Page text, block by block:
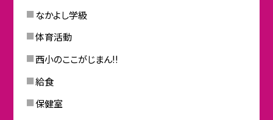
なかよし学級
体育活動
西小のここがじまん!!
給食
保健室